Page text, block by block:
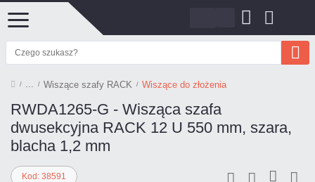
Wiszące szafy RACK Wiszące do złożenia
RWDA1265-G - Wisząca szafa
dwusekcyjna RACK 12 U 550 mm, szara,
blacha 1,2 mm
Kod: 38591